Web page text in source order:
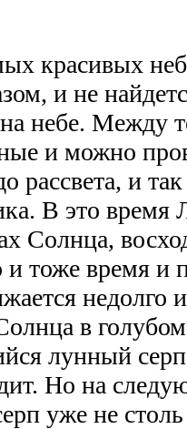
красивых
и не
небе. Между
и можно
рассвета, и
В это время
Солнца,
и тоже время и
в
лунный
Но на
уже не